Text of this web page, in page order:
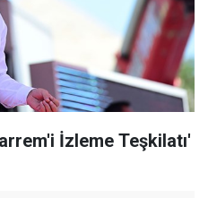
İzleme Teşkilatı'